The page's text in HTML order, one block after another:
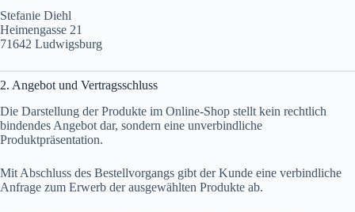
Stefanie Diehl
Heimengasse 21
71642 Ludwigsburg
2. Angebot und Vertragsschluss
Die Darstellung der Produkte im Online-Shop stellt kein rechtlich
bindendes Angebot dar, sondern eine unverbindliche
Produktpräsentation.
Mit Abschluss des Bestellvorgangs gibt der Kunde eine verbindliche
Anfrage zum Erwerb der ausgewählten Produkte ab.